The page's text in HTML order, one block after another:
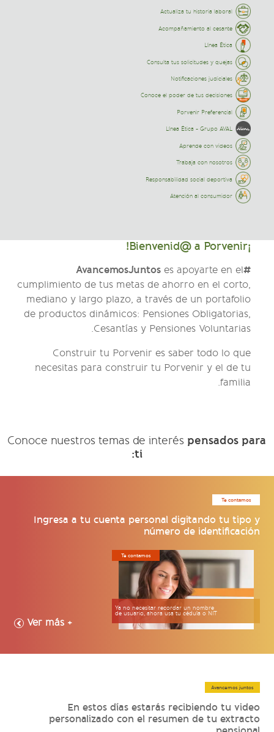
Actualiza tu historia laboral
Acompañamiento al cesante
Línea Ética
Consulta tus solicitudes y quejas
Notificaciones judiciales
Conoce el poder de tus decisiones
Porvenir Preferencial
Línea Ética - Grupo AVAL
Aprende con videos
Trabaja con nosotros
Responsabilidad social deportiva
Atención al consumidor
#AvancemosJuntos
es apoyarte en el
cumplimiento de tus metas de ahorro en el corto,
mediano y largo plazo, a través de un portafolio
de productos dinámicos: Pensiones Obligatorias,
Cesantías y Pensiones Voluntarias.
Construir tu Porvenir es saber todo lo que
necesitas para construir tu Porvenir y el de tu
familia.
Conoce nuestros temas de interéspensados para
ti:
Te contamos
Ya no necesitar recordar un nombre
de usuario, ahora usa tu cédula o NIT
Te contamos
Ingresa a tu cuenta personal digitando tu tipo y
número de identificación
+ Ver más
Avancemos juntos
En estos días estarás recibiendo tu video
personalizado con el resumen de tu extracto